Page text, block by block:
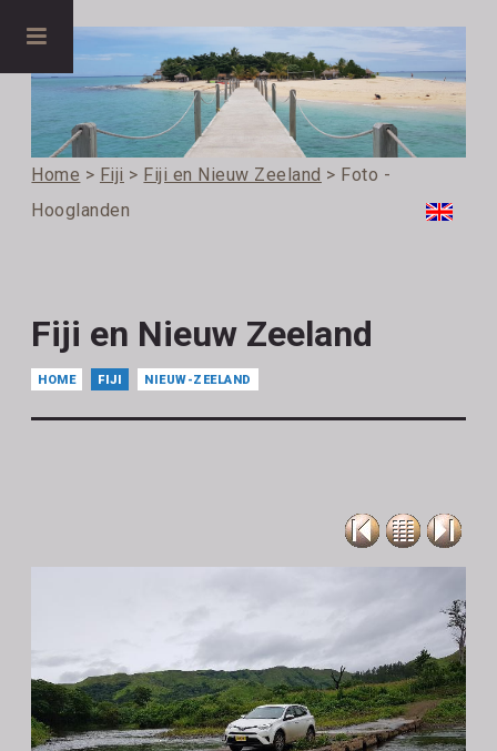
Home > Fiji > Fiji en Nieuw Zeeland > Foto -
Hooglanden
Fiji en Nieuw Zeeland
HOME FIJI NIEUW-ZEELAND